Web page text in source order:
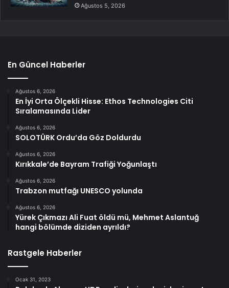
Ağustos 5, 2026
En Güncel Haberler
Ağustos 6, 2026
En İyi Orta Ölçekli Hisse: Ethos Technologies Citi
Sıralamasında Lider
Ağustos 6, 2026
SOLOTÜRK Ordu’da Göz Doldurdu
Ağustos 6, 2026
Kırıkkale’de Bayram Trafiği Yoğunlaştı
Ağustos 6, 2026
Trabzon mutfağı UNESCO yolunda
Ağustos 6, 2026
Yürek Çıkmazı Ali Fuat öldü mü, Mehmet Aslantuğ
hangi bölümde diziden ayrıldı?
Rastgele Haberler
Ocak 31, 2023